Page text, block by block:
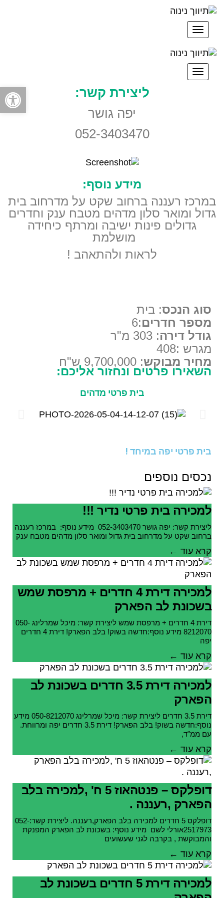
תפריט
תפריט
ליצירת קשר:
יפה גושר
052-3403470
מידע נוסף:
במרכז רעננה ברחוב שקט על מדרחוב בית
גדול ומואר סלון מדהים מטבח ענק וחדרים
גדולים פינות ישיבה ומרתף כיחידה
מושלמת
לראות ולהתאהב !
סוג הנכס: בית
מספר חדרים:6
גודל דירה: 303 מ"ר
מגרש :408
מחיר מבוקש: 9,700,000 ש"ח
השאירו פרטים ונחזור אליכם:
בית פרטי מדהים
בית פרטי יפה במיחד !
נכסים נוספים
למכירה בית פרטי נדיר !!!
ליצירת קשר: יפה גושר 052-3403470 מידע נוסף: במרכז רעננה
ברחוב שקט על מדרחוב בית גדול ומואר סלון מדהים מטבח ענק
קרא עוד ←
למכירה דירת 4 חדרים + מרפסת שמש
בשכונת לב הפארק
דירת 4 חדרים + מרפסת שמש ליצירת קשר: מיכל שמרלינג 050-
8212070 מידע נוסף:חדשה בשוק! בלב הפארק! דירת 4 חדרים
יפה
קרא עוד ←
למכירה דירת 3.5 חדרים בשכונת לב
הפארק
דירת 3.5 חדרים ליצירת קשר: מיכל שמרלינג 050-8212070 מידע
נוסף:חדשה בשוק! בלב הפארק! דירת 3.5 חדרים יפה ומרווחת.
עם ממ"ד,
קרא עוד ←
דופלקס – פנטהאוז 5 ח' ,למכירה בלב
הפארק ,רעננה .
דופלקס 5 חדרים למכירה בלב הפארק,רעננה. ליצירת קשר:052-
2517973אורלי לשם מידע נוסף: בשכונת לב הפארק המפנקת
והמבוקשת , בקרבה לגני שעשועים
קרא עוד ←
למכירה דירת 5 חדרים בשכונת לב
פתח